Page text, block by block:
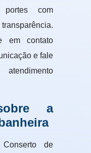
portes com
em contato
e fale
a
de